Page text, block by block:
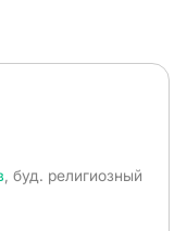
, буд. религиозный